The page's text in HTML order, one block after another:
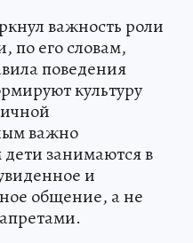
важность роли
по его словам,
поведения
культуру
важно
дети занимаются в
и
общение, а не